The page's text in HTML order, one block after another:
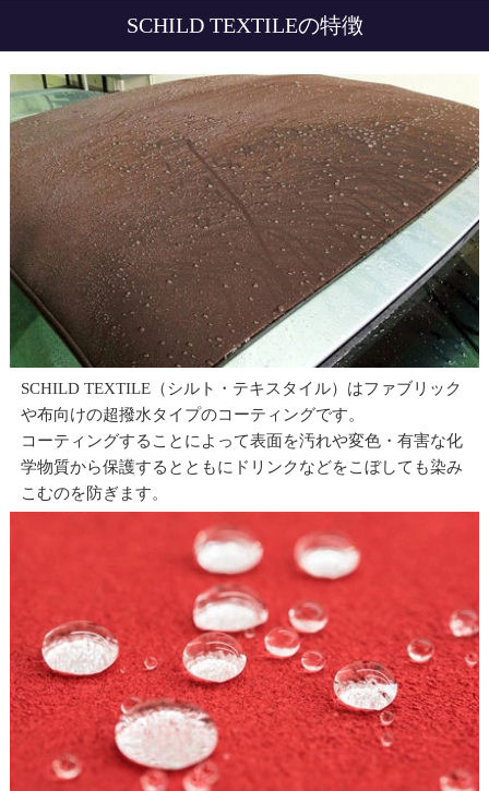
SCHILD TEXTILEの特徴
SCHILD TEXTILE（シルト・テキスタイル）はファブリック
や布向けの超撥水タイプのコーティングです。
コーティングすることによって表面を汚れや変色・有害な化
学物質から保護するとともにドリンクなどをこぼしても染み
こむのを防ぎます。